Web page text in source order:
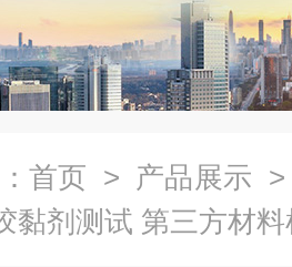
首页 > 产品展示
黏剂测试 第三方材